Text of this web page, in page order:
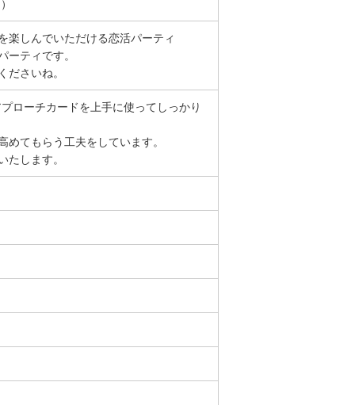
楽しんでいただける恋活パーティ
ーティです。
ださいね。
ローチカードを上手に使ってしっかり
てもらう工夫をしています。
します。